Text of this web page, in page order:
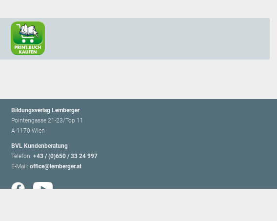
Bildungsverlag Lemberger
Pointengasse 21-23/Top 11
A-1170 Wien
BVL Kundenberatung
Telefon: +43 / (0)650 / 33 24 997
E-Mail: office@lemberger.at